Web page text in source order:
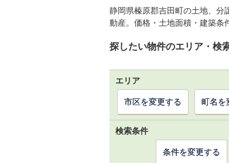
静岡県榛原郡吉田町の土地、分
動産。価格・土地面積・建築条
探したい物件のエリア・検
エリア
市区を変更する 町名を
検索条件
条件を変更する